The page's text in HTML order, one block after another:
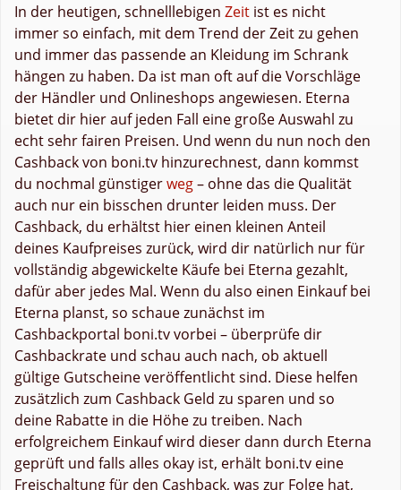
In der heutigen, schnelllebigen Zeit ist es nicht
immer so einfach, mit dem Trend der Zeit zu gehen
und immer das passende an Kleidung im Schrank
hängen zu haben. Da ist man oft auf die Vorschläge
der Händler und Onlineshops angewiesen. Eterna
bietet dir hier auf jeden Fall eine große Auswahl zu
echt sehr fairen Preisen. Und wenn du nun noch den
Cashback von boni.tv hinzurechnest, dann kommst
du nochmal günstigerweg– ohne das die Qualität
auch nur ein bisschen drunter leiden muss. Der
Cashback, du erhältst hier einen kleinen Anteil
deines Kaufpreises zurück, wird dir natürlich nur für
vollständig abgewickelte Käufe bei Eterna gezahlt,
dafür aber jedes Mal. Wenn du also einen Einkauf bei
Eterna planst, so schaue zunächst im
Cashbackportal boni.tv vorbei – überprüfe dir
Cashbackrate und schau auch nach, ob aktuell
gültige Gutscheine veröffentlicht sind. Diese helfen
zusätzlich zum Cashback Geld zu sparen und so
deine Rabatte in die Höhe zu treiben. Nach
erfolgreichem Einkauf wird dieser dann durch Eterna
geprüft und falls alles okay ist, erhält boni.tv eine
Freischaltung für den Cashback, was zur Folge hat,